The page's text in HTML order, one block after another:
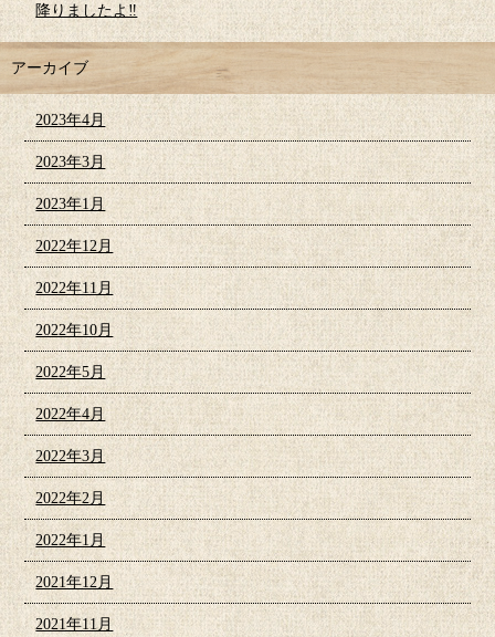
降りましたよ‼︎
アーカイブ
2023年4月
2023年3月
2023年1月
2022年12月
2022年11月
2022年10月
2022年5月
2022年4月
2022年3月
2022年2月
2022年1月
2021年12月
2021年11月